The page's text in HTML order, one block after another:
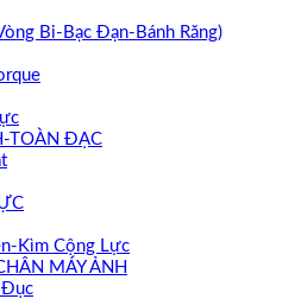
Bi-Bạc Đạn-Bánh Răng)
TOÀN ĐẠC
Kìm Cộng Lực
MÁY ẢNH
Đục